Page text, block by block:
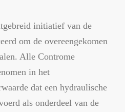
initiatief van de
om de overeengekomen
Alle Controme
in het
dat een hydraulische
als onderdeel van de